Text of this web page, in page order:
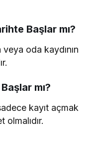
Başlar mı?
veya oda kaydının
mı?
kayıt açmak